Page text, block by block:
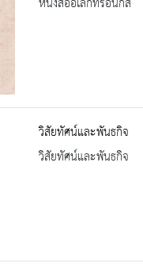
วิสัยทัศน์และพันธกิจ
วิสัยทัศน์และพันธกิจ